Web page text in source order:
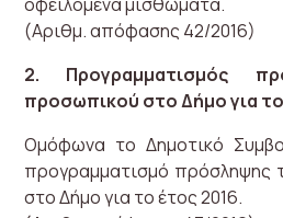
(Αριθμ. απόφασης 42/2016)
2. Προγραμματισμός
προσωπικού στο Δήμο για
Ομόφωνα το Δημοτικό
προγραμματισμό πρόσληψης
στο Δήμο για το έτος 2016.